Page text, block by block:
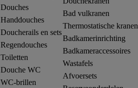
Douches
Handdouches
Doucherails en sets
Regendouches
Toiletten
Douche WC
WC-brillen
Bad vulkranen
Thermostatische kranen
Badkamerinrichting
Badkameraccessoires
Wastafels
Afvoersets